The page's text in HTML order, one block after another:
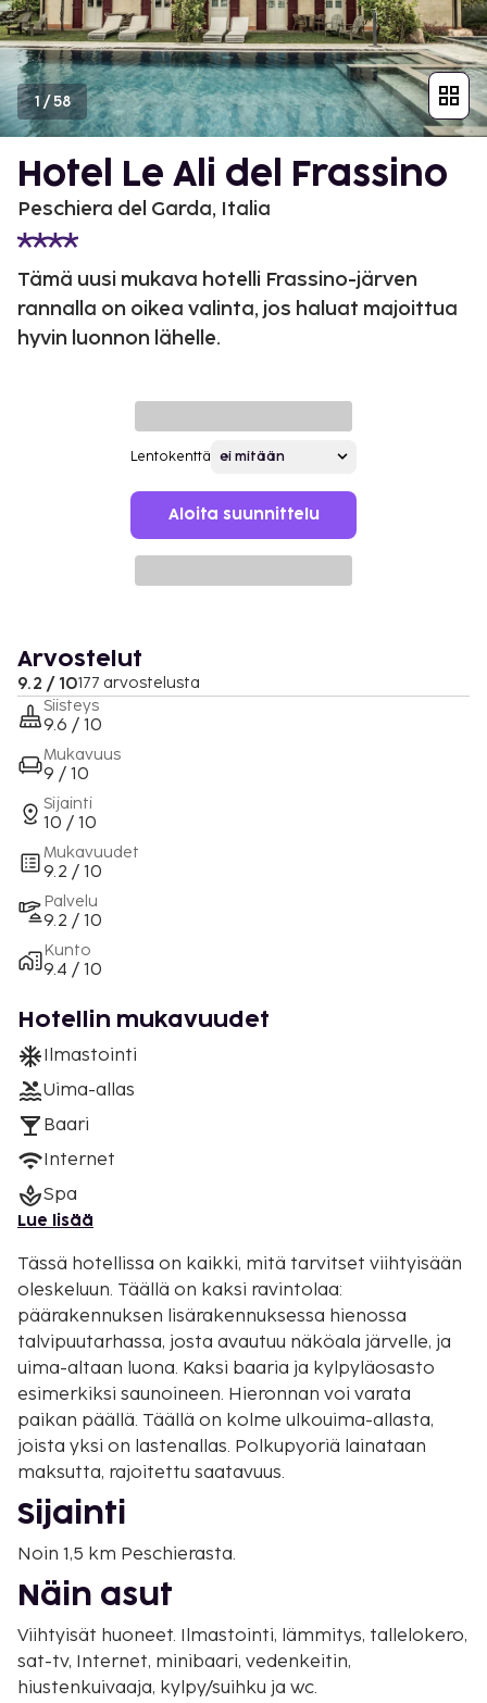
1 /58
Hotel Le Ali del Frassino
Peschiera del Garda, Italia
Tämä uusi mukava hotelli Frassino-järven
rannalla on oikea valinta, jos haluat majoittua
hyvin luonnon lähelle.
Lentokenttä
Aloita suunnittelu
Arvostelut
9.2 / 10177 arvostelusta
Siisteys
9.6 / 10
Mukavuus
9 / 10
Sijainti
10 / 10
Mukavuudet
9.2 / 10
Palvelu
9.2 / 10
Kunto
9.4 / 10
Hotellin mukavuudet
Ilmastointi
Uima-allas
Baari
Internet
Spa
Lue lisää
Tässä hotellissa on kaikki, mitä tarvitset viihtyisään
oleskeluun. Täällä on kaksi ravintolaa:
päärakennuksen lisärakennuksessa hienossa
talvipuutarhassa, josta avautuu näköala järvelle, ja
uima-altaan luona. Kaksi baaria ja kylpyläosasto
esimerkiksi saunoineen. Hieronnan voi varata
paikan päällä. Täällä on kolme ulkouima-allasta,
joista yksi on lastenallas. Polkupyoriä lainataan
maksutta, rajoitettu saatavuus.
Sijainti
Noin 1,5 km Peschierasta.
Näin asut
Viihtyisät huoneet. Ilmastointi, lämmitys, tallelokero,
sat-tv, Internet, minibaari, vedenkeitin,
hiustenkuivaaja, kylpy/suihku ja wc.